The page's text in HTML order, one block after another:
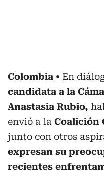
Colombia En
candidata a la
Anastasia Rubio,
envió a la Coalición
junto con otros
expresan su
recientes